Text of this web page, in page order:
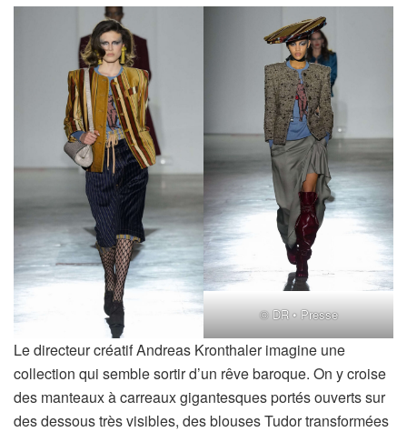
© DR • Presse
Le directeur créatif Andreas Kronthaler imagine une
collection qui semble sortir d’un rêve baroque. On y croise
des manteaux à carreaux gigantesques portés ouverts sur
des dessous très visibles, des blouses Tudor transformées